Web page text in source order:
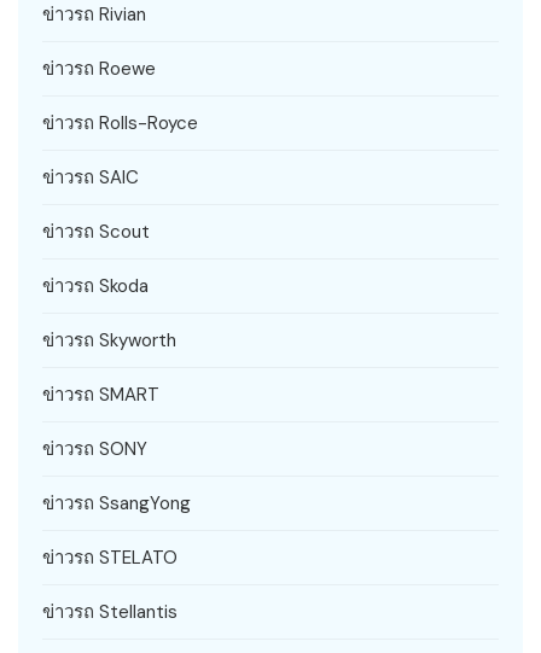
ข่าวรถ Rivian
ข่าวรถ Roewe
ข่าวรถ Rolls-Royce
ข่าวรถ SAIC
ข่าวรถ Scout
ข่าวรถ Skoda
ข่าวรถ Skyworth
ข่าวรถ SMART
ข่าวรถ SONY
ข่าวรถ SsangYong
ข่าวรถ STELATO
ข่าวรถ Stellantis